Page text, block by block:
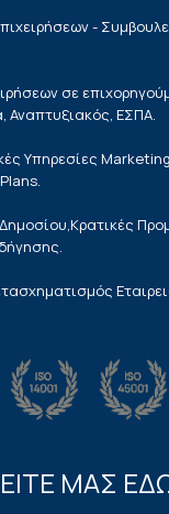
-
σε
Αναπτυξιακός, ΕΣΠΑ.
Υπηρεσίες
ΜΑΣ